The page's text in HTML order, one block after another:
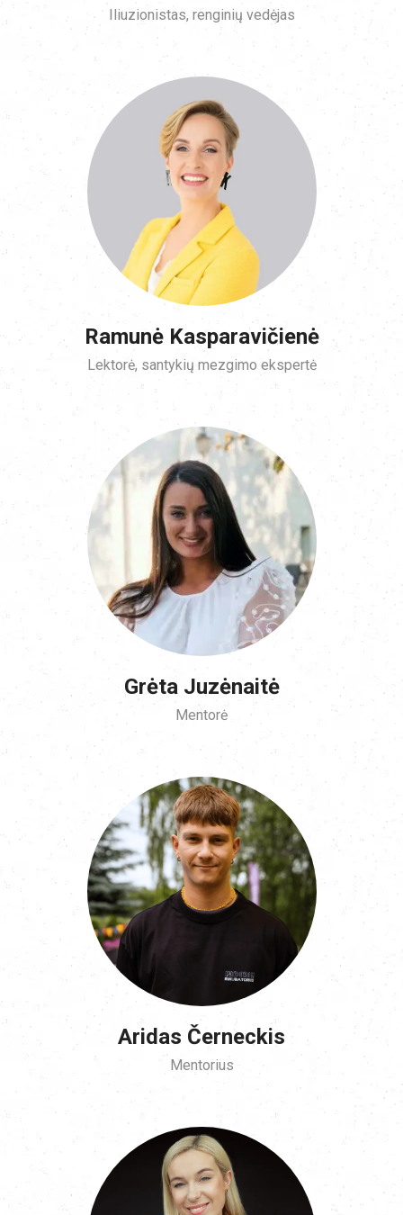
Iliuzionistas, renginių vedėjas
Ramunė Kasparavičienė
Lektorė, santykių mezgimo ekspertė
Grėta Juzėnaitė
Mentorė
Aridas Černeckis
Mentorius